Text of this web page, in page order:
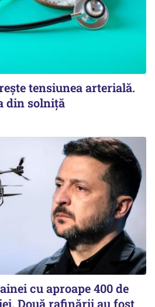
tensiunea arterială.
din solniță
cu aproape 400 de
Două rafinării au fost